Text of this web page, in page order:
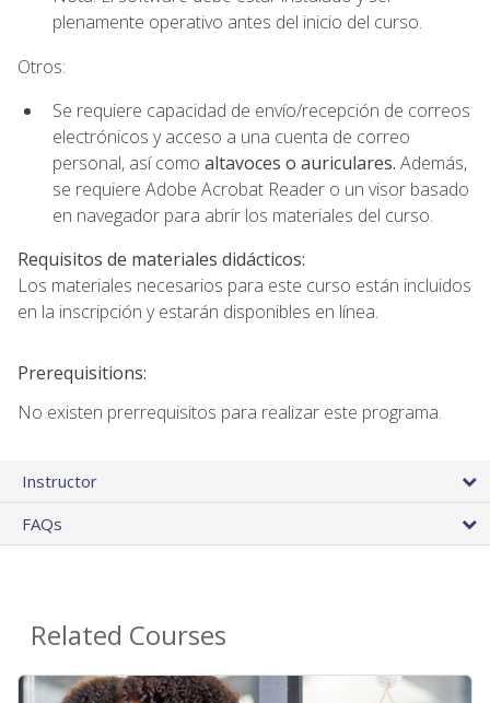
plenamente operativo antes del inicio del curso.
Otros:
Se requiere capacidad de envío/recepción de correos
electrónicos y acceso a una cuenta de correo
personal, así como altavoces o auriculares. Además,
se requiere Adobe Acrobat Reader o un visor basado
en navegador para abrir los materiales del curso.
Requisitos de materiales didácticos:
Los materiales necesarios para este curso están incluidos
en la inscripción y estarán disponibles en línea.
Prerequisitions:
No existen prerrequisitos para realizar este programa.
Instructor
FAQs
Related Courses